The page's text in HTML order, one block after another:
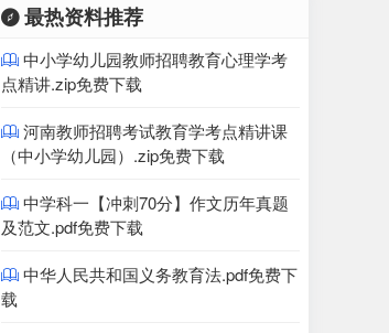
最热资料推荐
 中小学幼儿园教师招聘教育心理学考
点精讲.zip免费下载
 河南教师招聘考试教育学考点精讲课
（中小学幼儿园）.zip免费下载
 中学科一【冲刺70分】作文历年真题
及范文.pdf免费下载
 中华人民共和国义务教育法.pdf免费下
载